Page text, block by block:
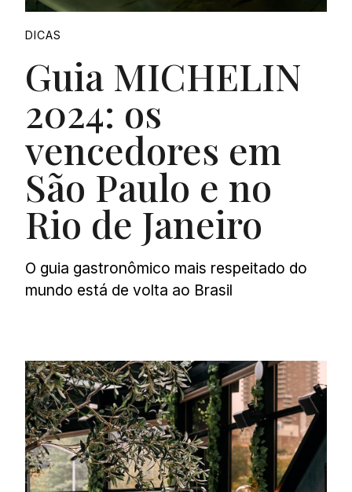
DICAS
Guia MICHELIN
2024: os
vencedores em
São Paulo e no
Rio de Janeiro
O guia gastronômico mais respeitado do
mundo está de volta ao Brasil